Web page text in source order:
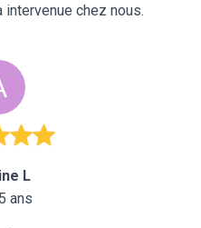
intervenue chez nous.
L
ans